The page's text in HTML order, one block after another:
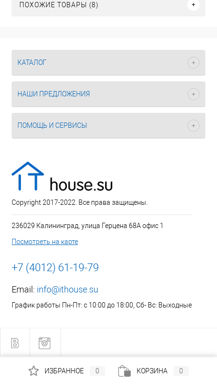
ПОХОЖИЕ ТОВАРЫ (8)
КАТАЛОГ
НАШИ ПРЕДЛОЖЕНИЯ
ПОМОЩЬ И СЕРВИСЫ
Copyright 2017-2022. Все права защищены.
236029 Калининград, улица Герцена 68А офис 1
Посмотреть на карте
+7 (4012) 61-19-79
Email: info@ithouse.su
График работы Пн-Пт: с 10:00 до 18:00, Сб- Вс: Выходные
ИЗБРАННОЕ 0 КОРЗИНА 0